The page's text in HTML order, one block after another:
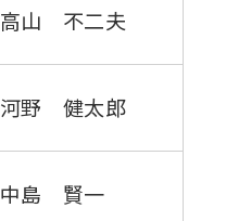
高山 不二夫
河野 健太郎
中島 賢一